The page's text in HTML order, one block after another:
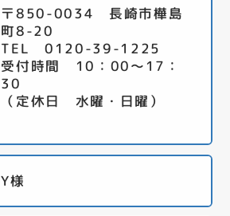
〒850-0034 長崎市樺島
町8-20
TEL 0120-39-1225
受付時間 10：00～17：
30
（定休日 水曜・日曜）
Y様